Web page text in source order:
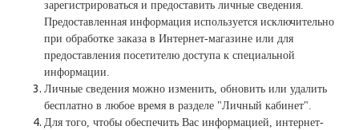
зарегистрироваться и предоставить личные сведения.
Предоставленная информация используется исключительно
при обработке заказа в Интернет-магазине или для
предоставления посетителю доступа к специальной
информации.
Личные сведения можно изменить, обновить или удалить
бесплатно в любое время в разделе "Личный кабинет".
Для того, чтобы обеспечить Вас информацией, интернет-